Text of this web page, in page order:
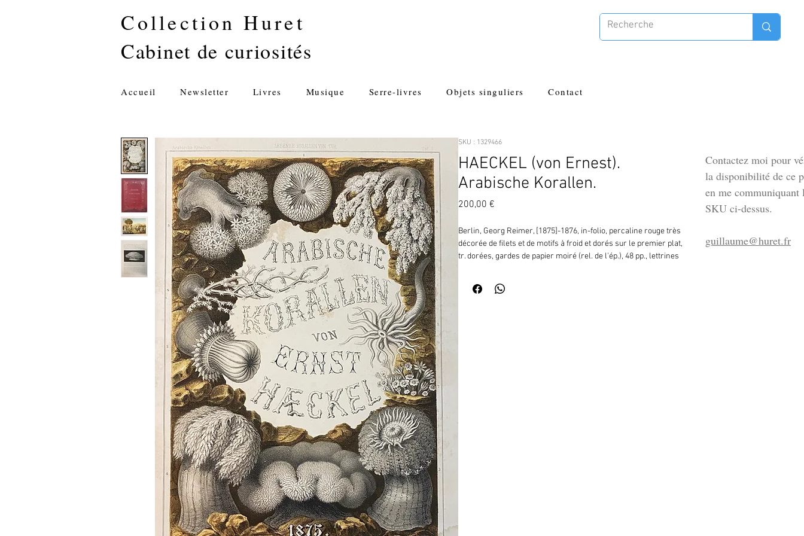
Collection Huret
Cabinet de curiosités
Accueil Newsletter Livres Musique Serre-livres Objets singuliers Contact
SKU : 1329466
HAECKEL (von Ernest).
Arabische Korallen.
200,00 €
Berlin, Georg Reimer, [1875]-1876, in-folio, percaline rouge très
décorée de filets et de motifs à froid et dorés sur le premier plat,
tr. dorées, gardes de papier moiré (rel. de l'ép.), 48 pp., lettrines
Mer Rouge, avec cinq planches en couleurs protégées par des
serpentes, vingt figures in-texte, une planche in-fine. Petite
Contactez moi pour
la disponibilité de ce
en me communiquant
SKU ci-dessus.
guillaume@huret.fr